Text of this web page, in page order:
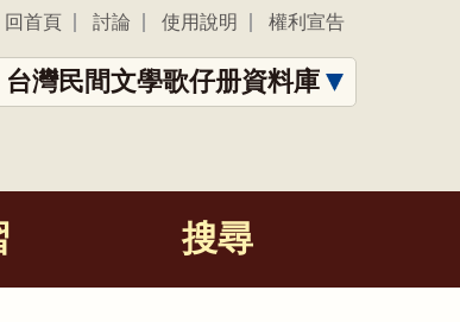
回首頁 討論 使用說明 權利宣告
台灣民間文學歌仔册資料庫
搜尋